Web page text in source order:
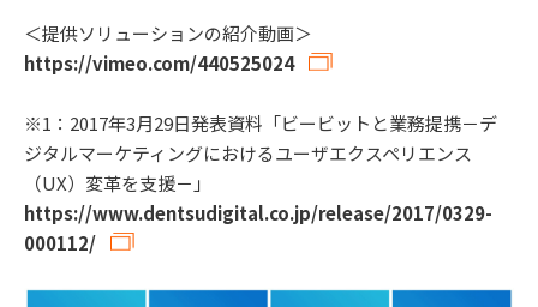
＜提供ソリューションの紹介動画＞
https://vimeo.com/440525024
※1：2017年3月29日発表資料「ビービットと業務提携－デ
ジタルマーケティングにおけるユーザエクスペリエンス
（UX）変革を支援－」
https://www.dentsudigital.co.jp/release/2017/0329-
000112/